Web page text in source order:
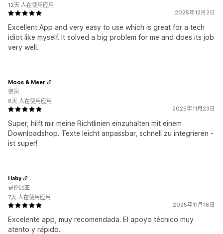
2025年12月2日
Excellent App and very easy to use which is great for a tech
idiot like myself. It solved a big problem for me and does its job
very well.
12天 人在使用应用
2025年11月23日
Super, hilft mir meine Richtlinien einzuhalten mit einem
Downloadshop. Texte leicht anpassbar, schnell zu integrieren -
ist super!
Moos & Meer
德国
8天 人在使用应用
2025年11月18日
Excelente app, muy recomendada. El apoyo técnico muy
atento y rápido.
Haby
哥伦比亚
7天 人在使用应用